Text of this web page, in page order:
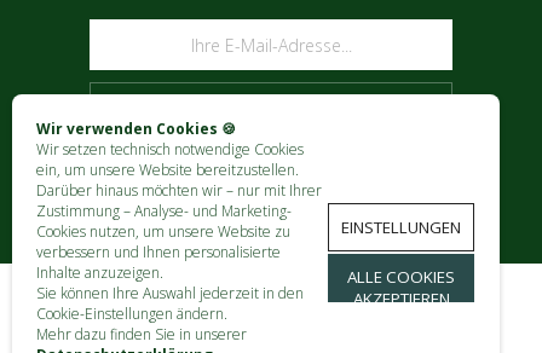
Wir verwenden Cookies 🍪
Wir setzen technisch notwendige Cookies
ein, um unsere Website bereitzustellen.
Darüber hinaus möchten wir – nur mit Ihrer
Zustimmung – Analyse- und Marketing-
Cookies nutzen, um unsere Website zu
verbessern und Ihnen personalisierte
Inhalte anzuzeigen.
Sie können Ihre Auswahl jederzeit in den
Cookie-Einstellungen ändern.
Mehr dazu finden Sie in unserer
EINSTELLUNGEN
ALLE COOKIES
AKZEPTIEREN
KONTAKT